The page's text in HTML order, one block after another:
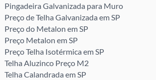
Pingadeira Galvanizada para Muro
Preço de Telha Galvanizada em SP
Preço do Metalon em SP
Preço Metalon em SP
Preço Telha Isotérmica em SP
Telha Aluzinco Preço M2
Telha Calandrada em SP